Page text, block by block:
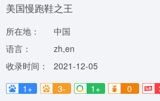
美国慢跑鞋之王
所在地：
中国
语言：
zh,en
收录时间：
2021-12-05
1+
3- 1+ 0